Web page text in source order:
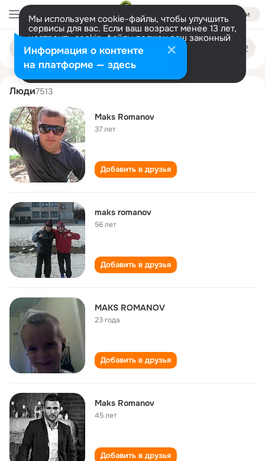
Войти
Мы используем cookie-файлы, чтобы улучшить
сервисы для вас. Если ваш возраст менее 13 лет,
настроить cookie-файлы должен ваш законный
представитель. Больше информации
Разрешить все Настроить
Поиск
людям
maks romanov
Люди7513
Maks Romanov
37 лет
Добавить в друзья
maks romanov
56 лет
Добавить в друзья
MAKS ROMANOV
23 года
Добавить в друзья
Maks Romanov
45 лет
Добавить в друзья
Информация о контенте
на платформе — здесь